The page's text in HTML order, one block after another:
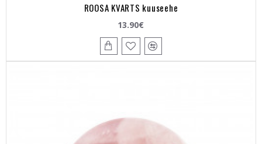
ROOSA KVARTS kuuseehe
13.90€